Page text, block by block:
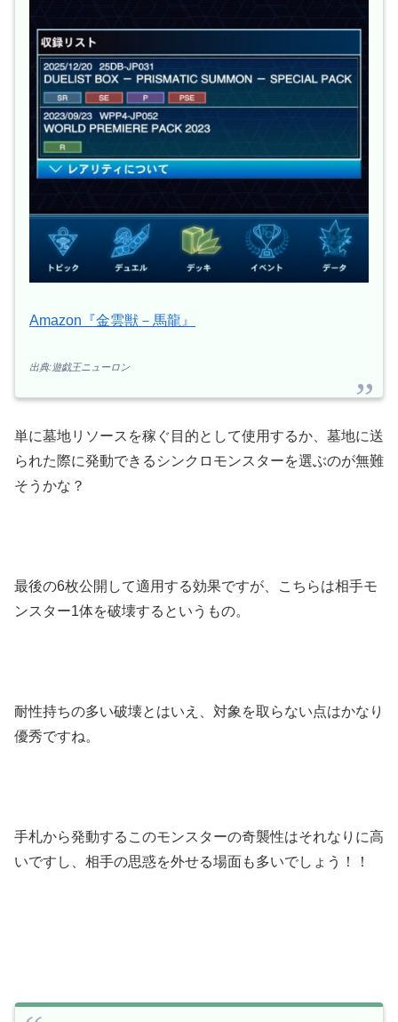
Amazon『金雲獣－馬龍』
出典:遊戯王ニューロン
単に墓地リソースを稼ぐ目的として使用するか、墓地に送
られた際に発動できるシンクロモンスターを選ぶのが無難
そうかな？
最後の6枚公開して適用する効果ですが、こちらは相手モ
ンスター1体を破壊するというもの。
耐性持ちの多い破壊とはいえ、対象を取らない点はかなり
優秀ですね。
手札から発動するこのモンスターの奇襲性はそれなりに高
いですし、相手の思惑を外せる場面も多いでしょう！！